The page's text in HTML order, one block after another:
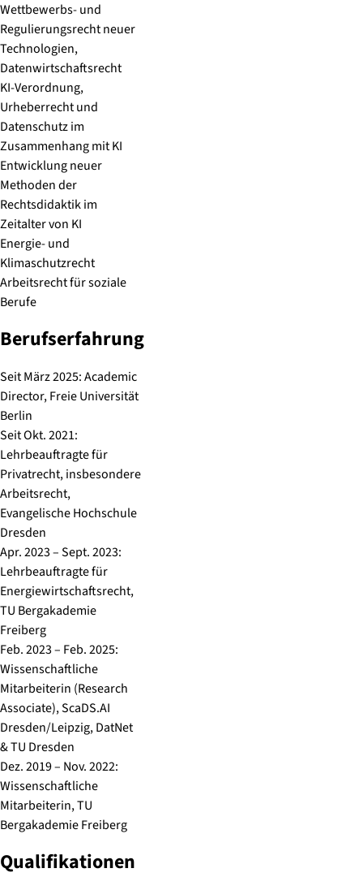
Wettbewerbs- und
Regulierungsrecht neuer
Technologien,
Datenwirtschaftsrecht
KI-Verordnung,
Urheberrecht und
Datenschutz im
Zusammenhang mit KI
Entwicklung neuer
Methoden der
Rechtsdidaktik im
Zeitalter von KI
Energie- und
Klimaschutzrecht
Arbeitsrecht für soziale
Berufe
Berufserfahrung
Seit März 2025: Academic
Director, Freie Universität
Berlin
Seit Okt. 2021:
Lehrbeauftragte für
Privatrecht, insbesondere
Arbeitsrecht,
Evangelische Hochschule
Dresden
Apr. 2023 – Sept. 2023:
Lehrbeauftragte für
Energiewirtschaftsrecht,
TU Bergakademie
Freiberg
Feb. 2023 – Feb. 2025:
Wissenschaftliche
Mitarbeiterin (Research
Associate), ScaDS.AI
Dresden/Leipzig, DatNet
& TU Dresden
Dez. 2019 – Nov. 2022:
Wissenschaftliche
Mitarbeiterin, TU
Bergakademie Freiberg
Qualifikationen